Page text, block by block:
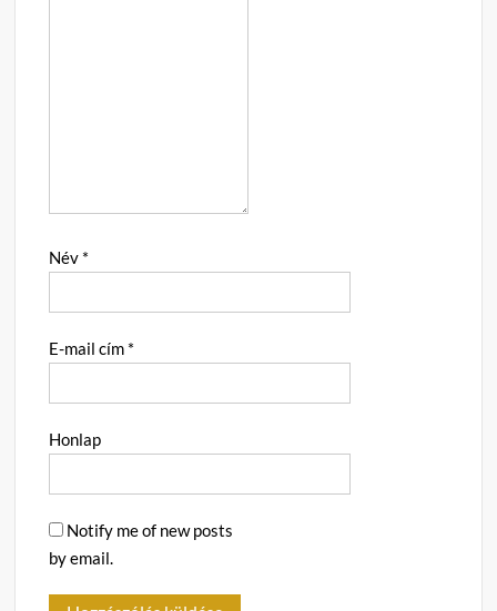
Név *
E-mail cím *
Honlap
Notify me of new posts
by email.